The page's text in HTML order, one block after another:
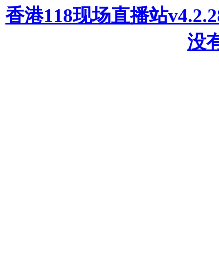
香港118现场直播站
没